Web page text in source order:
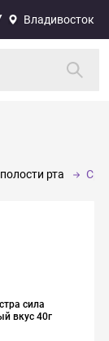
Владивосток
рта
сила
вкус 40г